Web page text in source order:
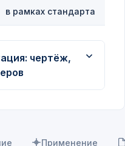
в рамках стандарта
чертёж,
Применение